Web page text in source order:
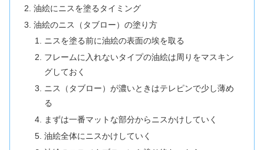
油絵にニスを塗るタイミング
油絵のニス（タブロー）の塗り方
ニスを塗る前に油絵の表面の埃を取る
フレームに入れないタイプの油絵は周りをマスキン
グしておく
ニス（タブロー）が濃いときはテレピンで少し薄め
る
まずは一番マットな部分からニスかけしていく
油絵全体にニスかけしていく